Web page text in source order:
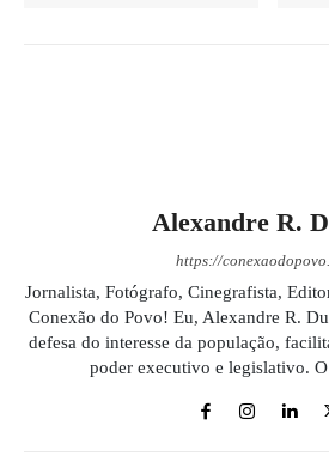
Alexandre R.
https://
Jornalista, Fotógrafo, Cinegrafista,
Conexão do Povo! Eu, Alexandre R.
defesa do interesse da população,
poder executivo e legislativo.